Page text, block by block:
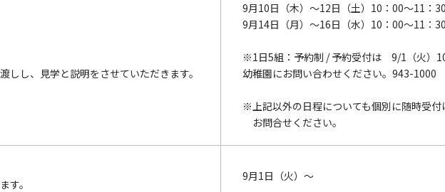
しし、見学と説明をさせていただきます。
9月10日（木）～12日（土）10：00～11：30
9月14日（月）～16日（水）10：00～11：30
※1日5組：予約制 / 予約受付は 9/1（火）
幼稚園にお問い合わせください。943-1000
※上記以外の日程についても個別に随時受付
お問合せください。
す。
9月1日（火）～